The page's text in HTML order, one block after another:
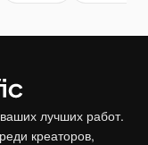
лучших работ.
креаторов,